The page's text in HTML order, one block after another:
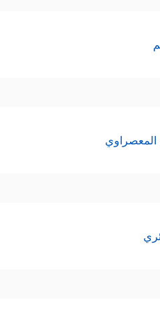
نبيَّه
- وهو أعلم
وهذا
القرآن تحذيره الشديد
﴿أَمۡ یُرِیدُونَ كَیۡدࣰاۖ